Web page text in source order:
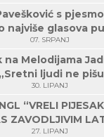
s
najviše glasova
07. SRPANJ
na Melodijama
ljudi ne
30. LIPANJ
“VRELI
ZAVODLJIVIM
27. LIPANJ